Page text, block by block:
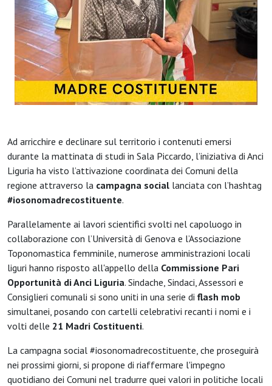
Ad arricchire e declinare sul territorio i contenuti emersi
durante la mattinata di studi in Sala Piccardo, l’iniziativa di Anci
Liguria ha visto l’attivazione coordinata dei Comuni della
regione attraverso la campagna social lanciata con l’hashtag
#iosonomadrecostituente.
Parallelamente ai lavori scientifici svolti nel capoluogo in
collaborazione con l’Università di Genova e l’Associazione
Toponomastica femminile, numerose amministrazioni locali
liguri hanno risposto all'appello della Commissione Pari
Opportunità di Anci Liguria. Sindache, Sindaci, Assessori e
Consiglieri comunali si sono uniti in una serie di flash mob
simultanei, posando con cartelli celebrativi recanti i nomi e i
volti delle 21 Madri Costituenti.
La campagna social #iosonomadrecostituente, che proseguirà
nei prossimi giorni, si propone di riaffermare l'impegno
quotidiano dei Comuni nel tradurre quei valori in politiche locali